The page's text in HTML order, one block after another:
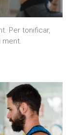
Per tonificar,
ment.